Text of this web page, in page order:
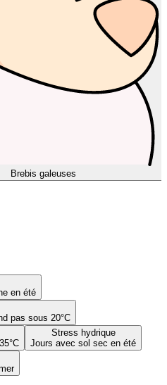
Brebis galeuses
en été
pas sous 20°C
Stress hydrique
Jours avec sol sec en été